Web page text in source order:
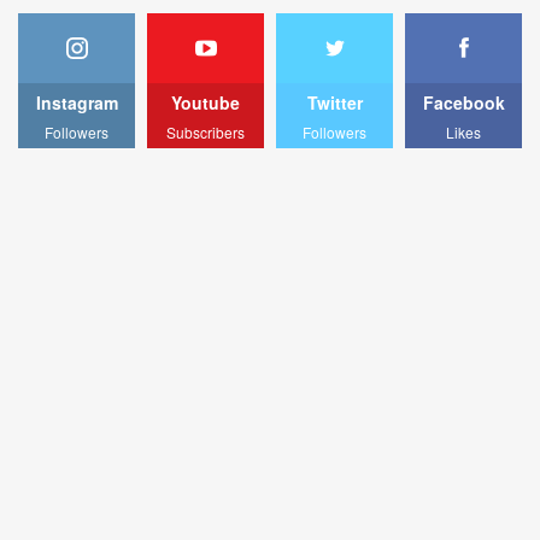
Facebook
Likes
Twitter
Followers
Youtube
Subscribers
Instagram
Followers